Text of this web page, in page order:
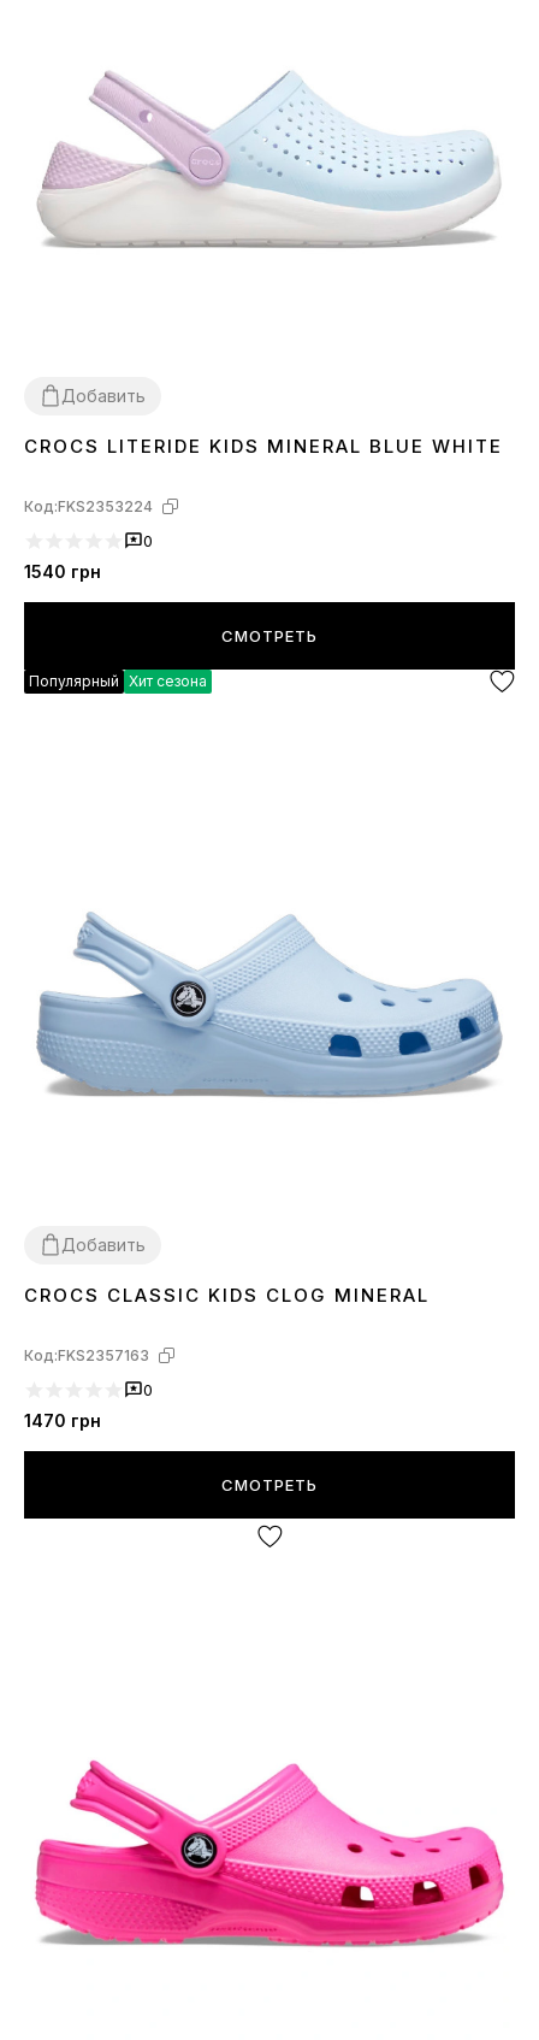
Добавить
272930 3132 33 34
CROCS LITERIDE KIDS MINERAL BLUE WHITE
Код:FKS2353224
0
1540 грн
СМОТРЕТЬ
Популярный Хит сезона
Добавить
2830
CROCS CLASSIC KIDS CLOG MINERAL
Код:FKS2357163
0
1470 грн
СМОТРЕТЬ